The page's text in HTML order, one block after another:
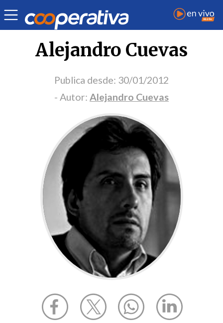
Portada Opinión
Alejandro Cuevas
Publica desde: 30/01/2012
- Autor: Alejandro Cuevas